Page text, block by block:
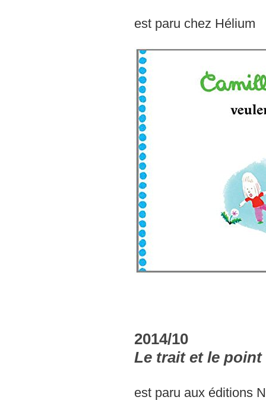
est paru chez Hélium
2014/10
Le trait et le point
est paru aux éditions